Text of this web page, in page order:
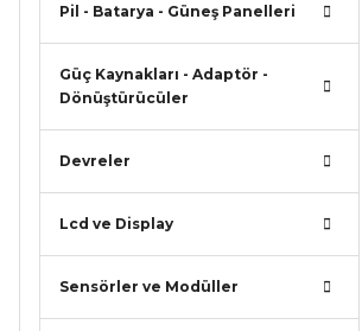
Pil - Batarya - Güneş Panelleri
Güç Kaynakları - Adaptör -
Dönüştürücüler
Devreler
Lcd ve Display
Sensörler ve Modüller